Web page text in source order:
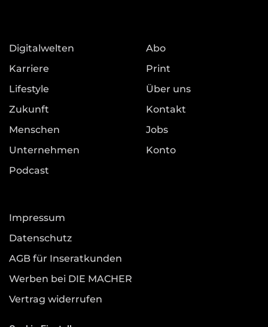
Digitalwelten
Karriere
Lifestyle
Zukunft
Menschen
Unternehmen
Podcast
Abo
Print
Über uns
Kontakt
Jobs
Konto
Impressum
Datenschutz
AGB für Inseratkunden
Werben bei DIE MACHER
Vertrag widerrufen